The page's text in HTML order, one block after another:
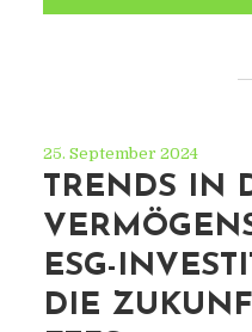
25. September 2024
TRENDS IN
ESG-
DIE